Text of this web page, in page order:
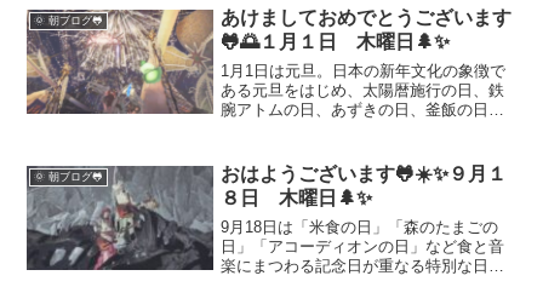
マに、忙しい火曜日を無理なく整えるヒ
ントをまとめました。日常の中に楽しみ
を見つけて、軽やかに一日をスタートし
ましょう。
🌞 朝ブログ🐸
あけましておめでとうございます
🐸🌅１月１日 木曜日🌲✨
1月1日は元旦。日本の新年文化の象徴で
ある元旦をはじめ、太陽暦施行の日、鉄
腕アトムの日、あずきの日、釜飯の日な
史を感じながら穏やかな一年を迎えまし
ょう。
🌞 朝ブログ🐸
おはようございます🐸☀️✨９月１
８日 木曜日🌲✨
9月18日は「米食の日」「森のたまごの
日」「アコーディオンの日」など食と音
楽にまつわる記念日が重なる特別な日。